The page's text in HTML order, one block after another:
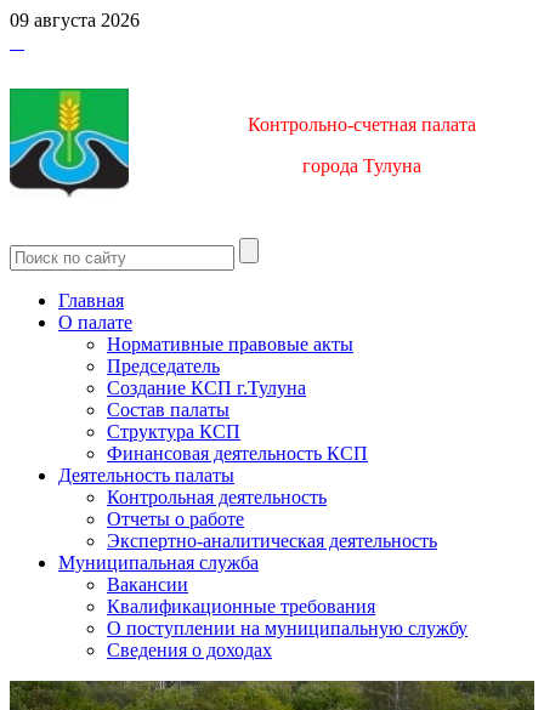
09 августа 2026
Контрольно-счетная палата
города Тулуна
Главная
О палате
Нормативные правовые акты
Председатель
Создание КСП г.Тулуна
Состав палаты
Структура КСП
Финансовая деятельность КСП
Деятельность палаты
Контрольная деятельность
Отчеты о работе
Экспертно-аналитическая деятельность
Муниципальная служба
Вакансии
Квалификационные требования
О поступлении на муниципальную службу
Сведения о доходах